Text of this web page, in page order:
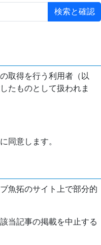
取得を行う利用者（以
たものとして扱われま
同意します。
魚拓のサイト上で部分的
当記事の掲載を中止する